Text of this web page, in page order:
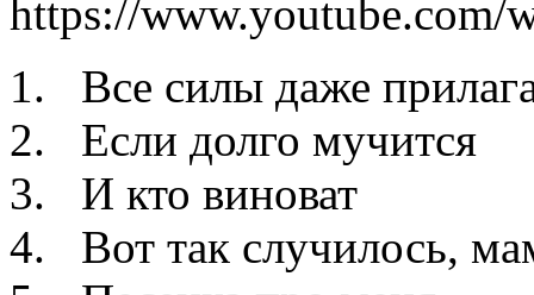
https://
1. Все силы даже
2. Если долго мучится
3. И кто виноват
4. Вот так случилось,